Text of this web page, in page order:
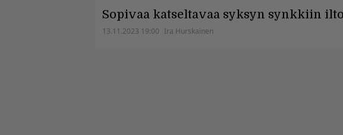
Sopivaa katseltavaa syksyn synkkiin
13.11.2023 19:00 Ira Hurskainen